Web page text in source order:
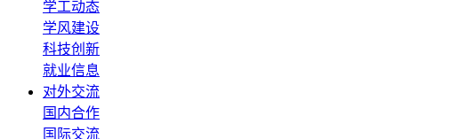
学工动态
学风建设
科技创新
就业信息
对外交流
国内合作
国际交流